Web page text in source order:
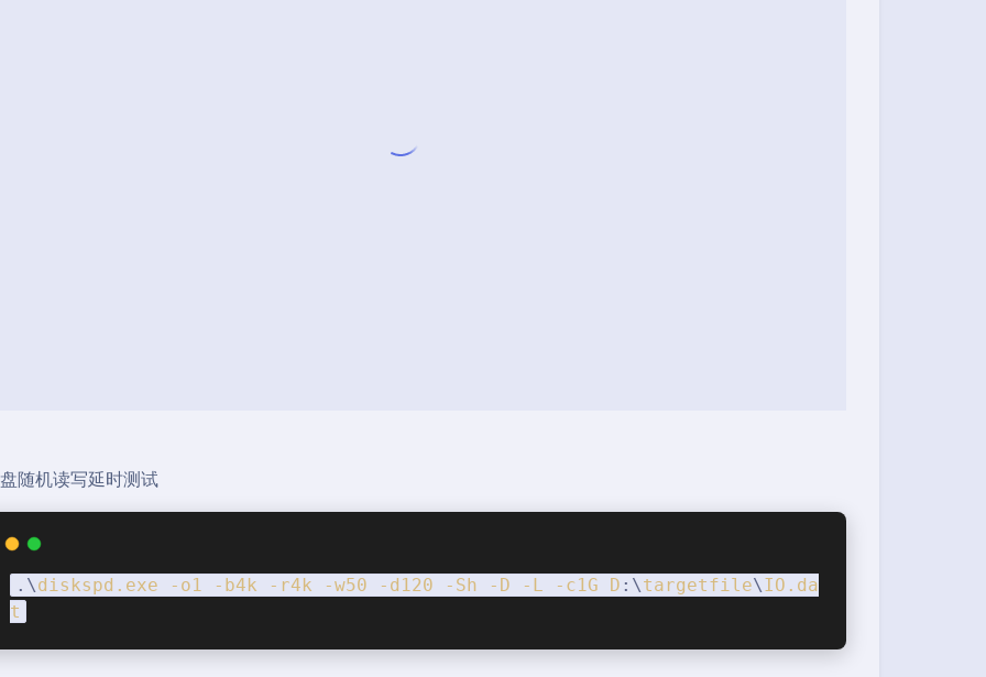
随机读写延时测试
.\diskspd .exe -o1 -b4k -r4k -w50 -d120 -Sh -D -L -c1G D :\targetfile\IO .da
t